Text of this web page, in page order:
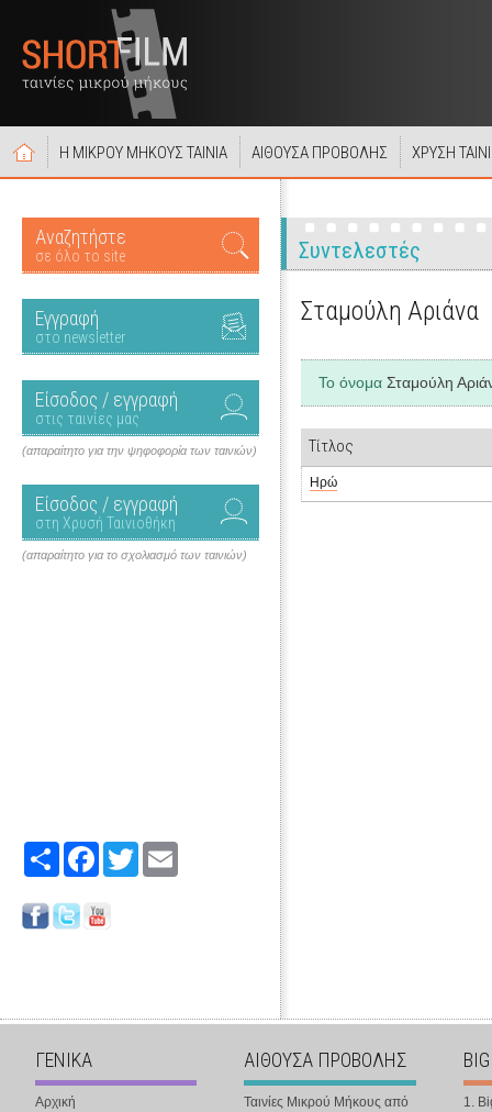
Η ΜΙΚΡΟΥ ΜΗΚΟΥΣ ΤΑΙΝΙΑ ΑΙΘΟΥΣΑ ΠΡΟΒΟΛΗΣ ΧΡΥΣΗ
Αναζητήστε
σε όλο το site
Εγγραφή
στο newsletter
Είσοδος / εγγραφή
στις ταινίες μας
(απαραίτητο για την ψηφοφορία των ταινιών)
Είσοδος / εγγραφή
στη Χρυσή Ταινιοθήκη
(απαραίτητο για το σχολιασμό των ταινιών)
Share FacebookTwitter
Συντελεστές
Σταμούλη Αριάνα
Το όνομα Σταμούλη
Τίτλος
Ηρώ
ΓΕΝΙΚΑ
Αρχική
ΑΙΘΟΥΣΑ ΠΡΟΒΟΛΗΣ
Ταινίες Μικρού Μήκους από
1.